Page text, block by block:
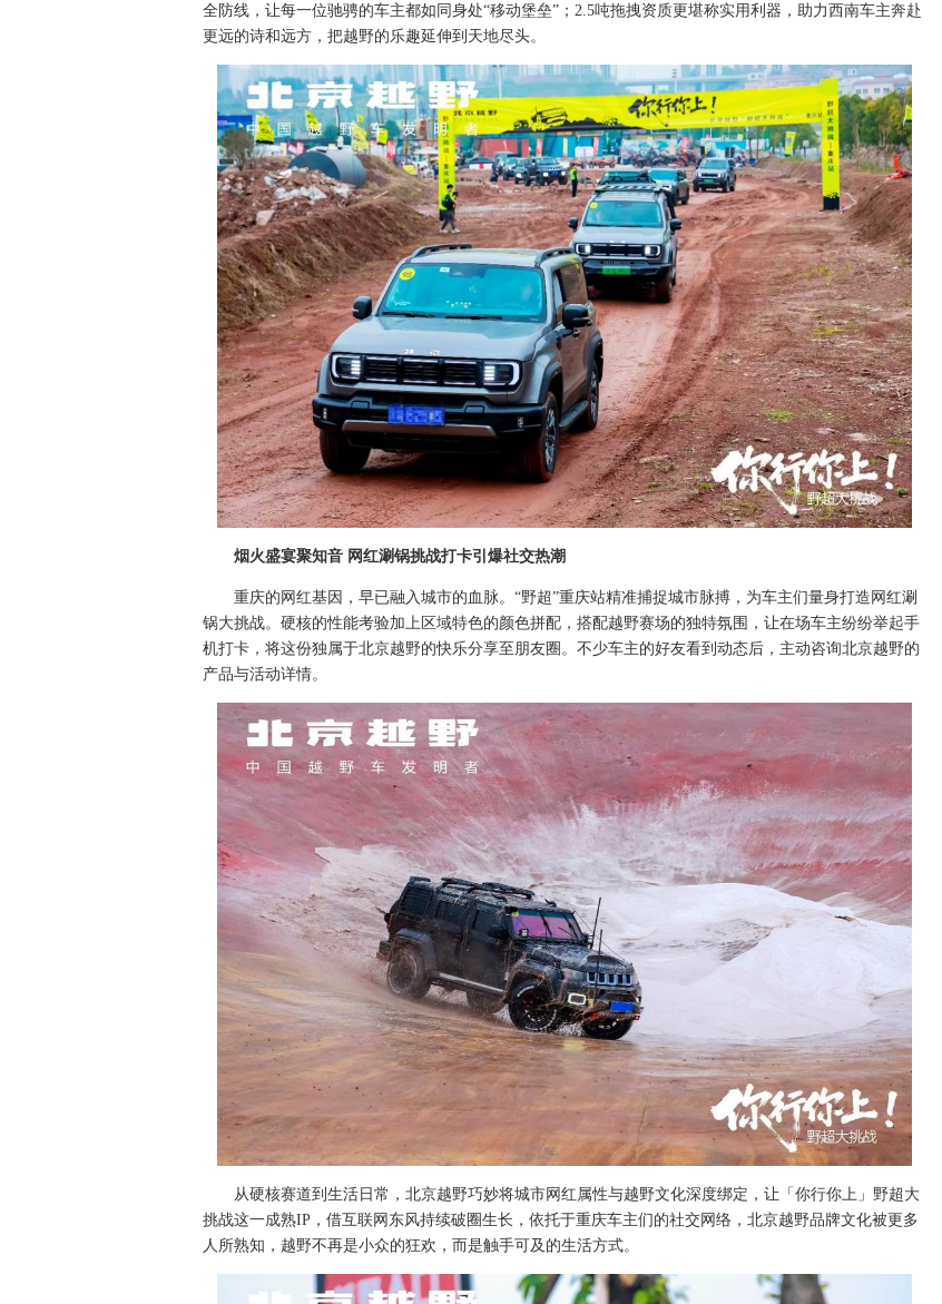
全防线，让每一位驰骋的车主都如同身处“移动堡垒”；2.5吨拖拽资质更堪称实用利器，助力西南车主奔赴
更远的诗和远方，把越野的乐趣延伸到天地尽头。
烟火盛宴聚知音 网红涮锅挑战打卡引爆社交热潮
重庆的网红基因，早已融入城市的血脉。“野超”重庆站精准捕捉城市脉搏，为车主们量身打造网红涮
锅大挑战。硬核的性能考验加上区域特色的颜色拼配，搭配越野赛场的独特氛围，让在场车主纷纷举起手
机打卡，将这份独属于北京越野的快乐分享至朋友圈。不少车主的好友看到动态后，主动咨询北京越野的
产品与活动详情。
从硬核赛道到生活日常，北京越野巧妙将城市网红属性与越野文化深度绑定，让「你行你上」野超大
挑战这一成熟IP，借互联网东风持续破圈生长，依托于重庆车主们的社交网络，北京越野品牌文化被更多
人所熟知，越野不再是小众的狂欢，而是触手可及的生活方式。